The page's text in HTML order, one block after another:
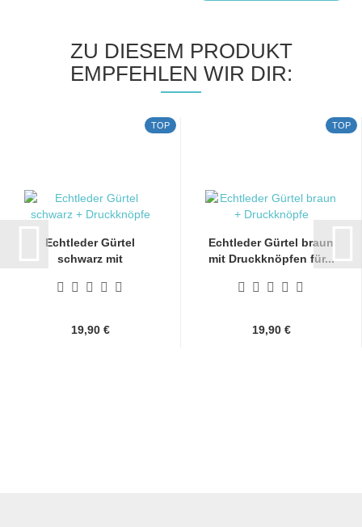
ZU DIESEM PRODUKT
EMPFEHLEN WIR DIR:
TOP
Echtleder Gürtel
schwarz mit
19,90 €
TOP
Echtleder Gürtel braun
mit Druckknöpfen für...
19,90 €